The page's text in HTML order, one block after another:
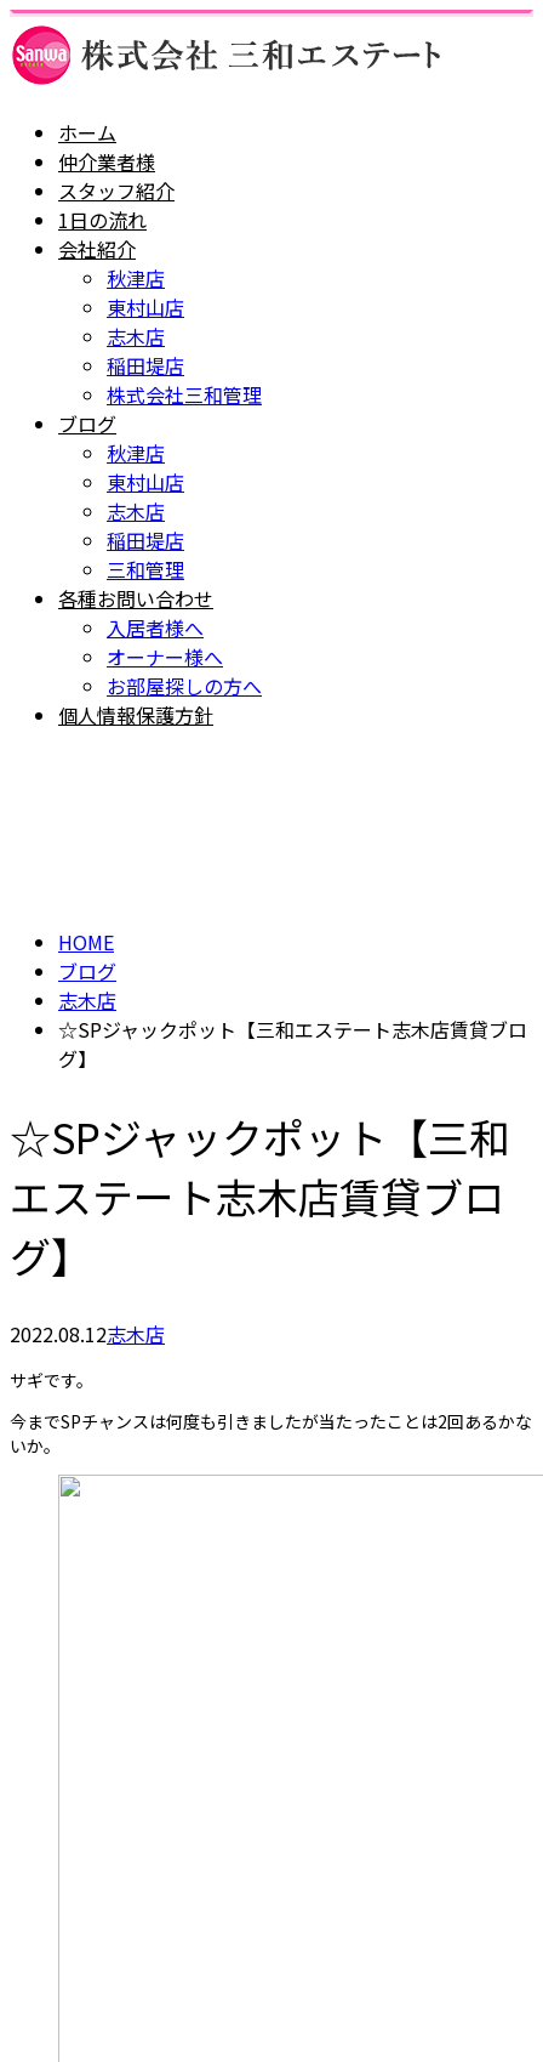
ホーム
仲介業者様
スタッフ紹介
1日の流れ
会社紹介
秋津店
東村山店
志木店
稲田堤店
株式会社三和管理
ブログ
秋津店
東村山店
志木店
稲田堤店
三和管理
各種お問い合わせ
入居者様へ
オーナー様へ
お部屋探しの方へ
個人情報保護方針
HOME
ブログ
志木店
☆SPジャックポット【三和エステート志木店賃貸ブロ
グ】
☆SPジャックポット【三和
エステート志木店賃貸ブロ
グ】
2022.08.12志木店
サギです。
今までSPチャンスは何度も引きましたが当たったことは2回あるかな
いか。